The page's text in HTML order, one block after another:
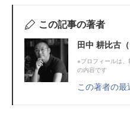
この記事の著者
田中 耕比古
※プロフィールは
の内容です
この著者の